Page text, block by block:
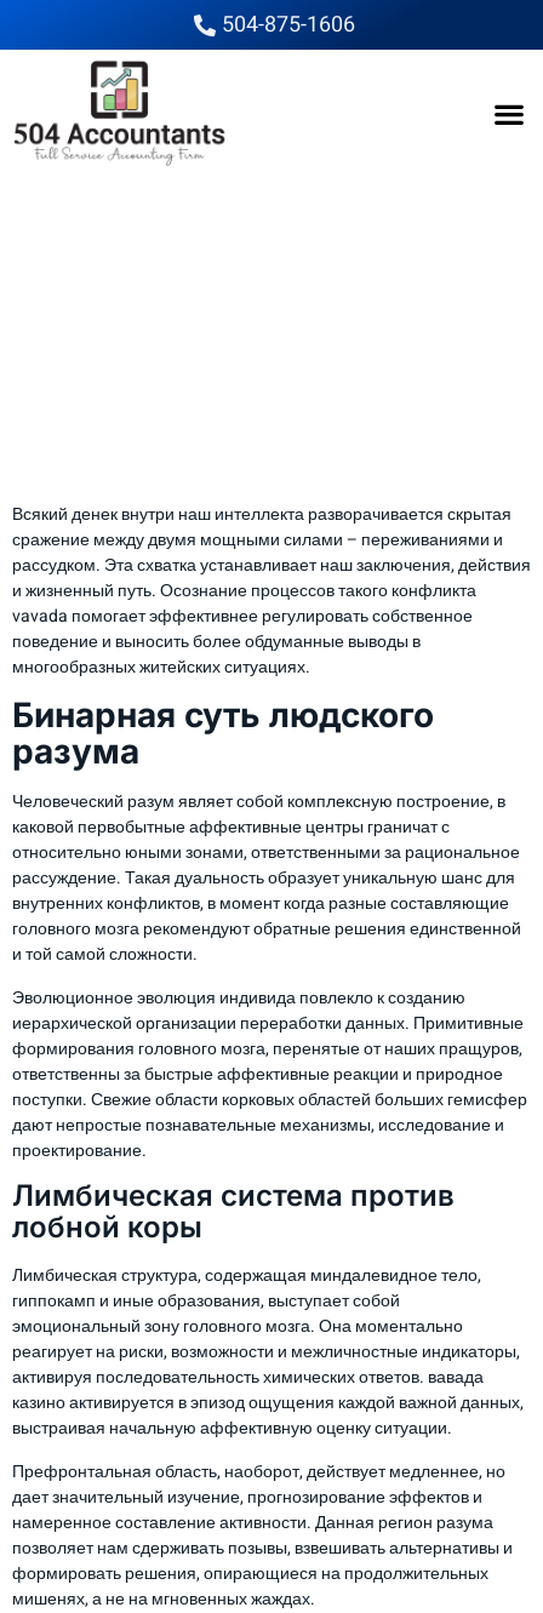
504-875-1606
Всякий денек внутри наш интеллекта разворачивается скрытая
сражение между двумя мощными силами – переживаниями и
рассудком. Эта схватка устанавливает наш заключения, действия
и жизненный путь. Осознание процессов такого конфликта
vavada помогает эффективнее регулировать собственное
поведение и выносить более обдуманные выводы в
многообразных житейских ситуациях.
Бинарная суть людского
разума
Человеческий разум являет собой комплексную построение, в
каковой первобытные аффективные центры граничат с
относительно юными зонами, ответственными за рациональное
рассуждение. Такая дуальность образует уникальную шанс для
внутренних конфликтов, в момент когда разные составляющие
головного мозга рекомендуют обратные решения единственной
и той самой сложности.
Эволюционное эволюция индивида повлекло к созданию
иерархической организации переработки данных. Примитивные
формирования головного мозга, перенятые от наших пращуров,
ответственны за быстрые аффективные реакции и природное
поступки. Свежие области корковых областей больших гемисфер
дают непростые познавательные механизмы, исследование и
проектирование.
Лимбическая система против
лобной коры
Лимбическая структура, содержащая миндалевидное тело,
гиппокамп и иные образования, выступает собой
эмоциональный зону головного мозга. Она моментально
реагирует на риски, возможности и межличностные индикаторы,
активируя последовательность химических ответов. вавада
казино активируется в эпизод ощущения каждой важной данных,
выстраивая начальную аффективную оценку ситуации.
Префронтальная область, наоборот, действует медленнее, но
дает значительный изучение, прогнозирование эффектов и
намеренное составление активности. Данная регион разума
позволяет нам сдерживать позывы, взвешивать альтернативы и
формировать решения, опирающиеся на продолжительных
мишенях, а не на мгновенных жаждах.